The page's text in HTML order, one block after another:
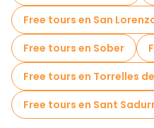
Museos en Barcelona
Tours gratis de graffiti
Free tour por el casco
Tours mercados en
Free tours en San
Free tours en Sober
Free tours en Torrelles
Free tours en Sant